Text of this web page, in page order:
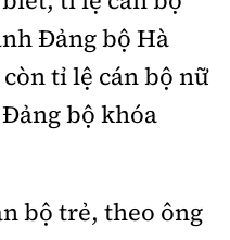
Đảng bộ Hà
tỉ lệ cán bộ nữ
bộ khóa
bộ trẻ, theo ông